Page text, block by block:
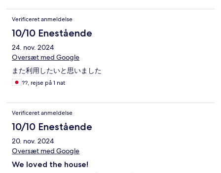
Museum and it's a 3-4 min walk. Slippers provided in every
room and we enjoyed cooking in the big kitchen. Plenty of
towels, toothbrushes provided too. We would definitely stay
here again if we come back to Hakone and will recommend to
our friends. Beautiful house- book it! You'll love it!
Verificeret anmeldelse
10/10 Enestående
24. nov. 2024
Oversæt med Google
また利用したいと思いました
??, rejse på 1 nat
Verificeret anmeldelse
10/10 Enestående
20. nov. 2024
Oversæt med Google
We loved the house!